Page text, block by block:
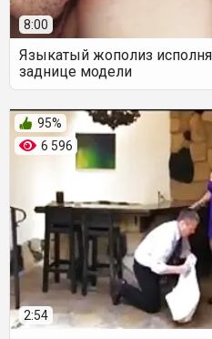
8:00
Языкатый жополиз
заднице модели
6 596
95%
2:54